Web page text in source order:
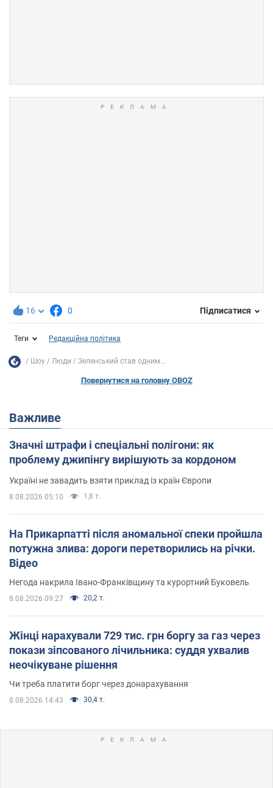
16 0 Підписатися
Теги Редакційна політика
Шоу Люди Зеленський став одним...
Повернутися на головну OBOZ
Важливе
Значні штрафи і спеціальні полігони: як
проблему джипінгу вирішують за кордоном
Україні не завадить взяти приклад із країн Європи
8.08.2026 05:10 1,8 т.
На Прикарпатті після аномальної спеки пройшла
потужна злива: дороги перетворились на річки.
Відео
Негода накрила Івано-Франківщину та курортний Буковель
8.08.2026 09:27 20,2 т.
Жінці нарахували 729 тис. грн боргу за газ через
покази зіпсованого лічильника: суддя ухвалив
неочікуване рішення
Чи треба платити борг через донарахування
8.08.2026 14:43 30,4 т.